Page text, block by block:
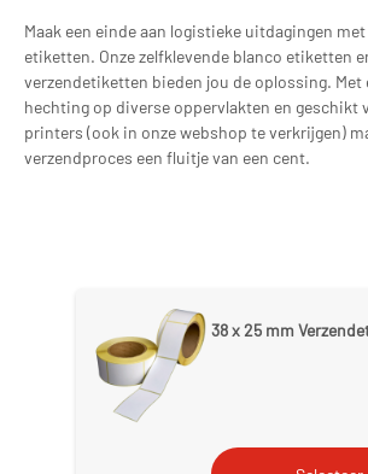
Maak een einde aan logistieke uitdagingen
etiketten. Onze zelfklevende blanco etiketten
verzendetiketten bieden jou de oplossing. Met
hechting op diverse oppervlakten en geschikt
printers (ook in onze webshop te verkrijgen)
verzendproces een fluitje van een cent.
38 x 25 mm